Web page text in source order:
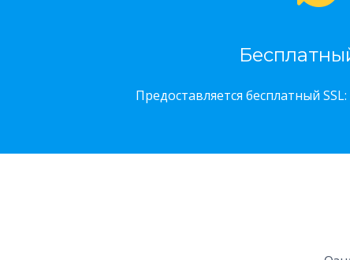
Предоставляется бесплатный